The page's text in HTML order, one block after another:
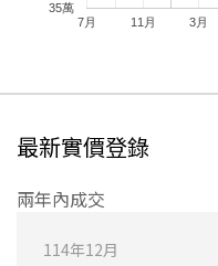
7月 11月 3月
35萬
最新實價登錄
兩年內成交
114年12月